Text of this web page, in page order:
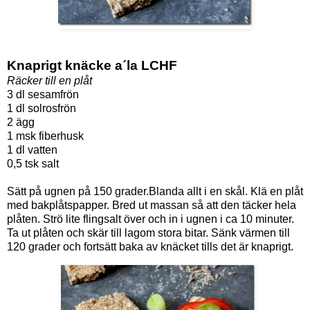
Knaprigt knäcke a´la LCHF
Räcker till en plåt
3 dl sesamfrön
1 dl solrosfrön
2 ägg
1 msk fiberhusk
1 dl vatten
0,5 tsk salt
Sätt på ugnen på 150 grader.Blanda allt i en skål. Klä en plåt
med bakplåtspapper. Bred ut massan så att den täcker hela
plåten. Strö lite flingsalt över och in i ugnen i ca 10 minuter.
Ta ut plåten och skär till lagom stora bitar. Sänk värmen till
120 grader och fortsätt baka av knäcket tills det är knaprigt.